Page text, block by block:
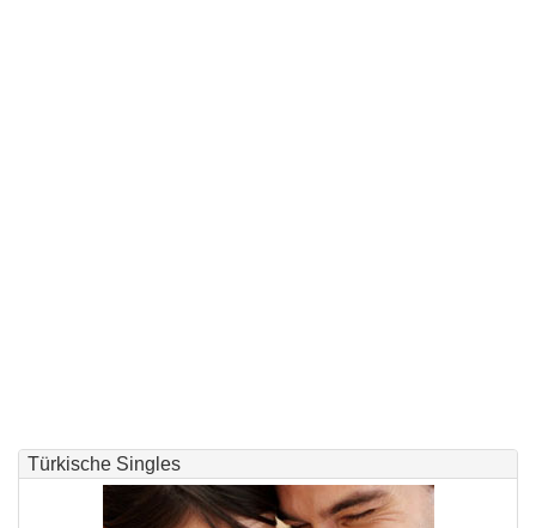
Türkische Singles